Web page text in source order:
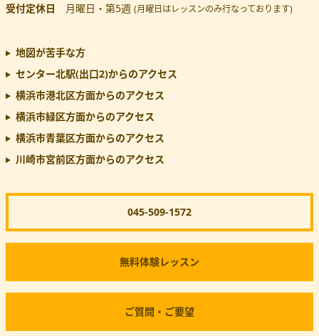
受付定休日
月曜日・第5週 (月曜日はレッスンのみ行なっております)
地図が苦手な方
センター北駅(出口2)からのアクセス
横浜市港北区方面からのアクセス
横浜市緑区方面からのアクセス
横浜市青葉区方面からのアクセス
川崎市宮前区方面からのアクセス
045-509-1572
無料体験レッスン
ご質問・ご要望